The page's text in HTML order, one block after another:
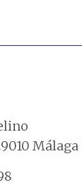
Málaga